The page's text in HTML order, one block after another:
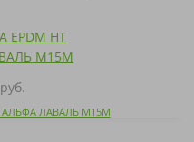
АЛЬФА ЛАВАЛЬ M15M